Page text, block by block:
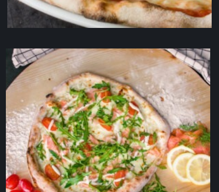
Pizza quattro formaggi VL
17,50€